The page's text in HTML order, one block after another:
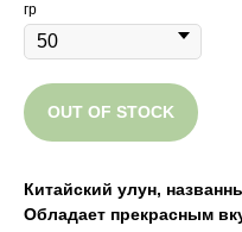
гр
OUT OF STOCK
Китайский улун,
Обладает прекрасным